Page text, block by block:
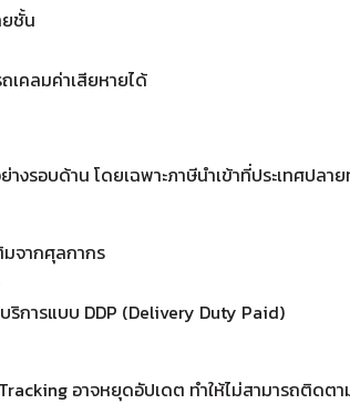
ชั้น
เคลมค่าเสียหายได้
อบด้าน โดยเฉพาะภาษีนำเข้าที่ประเทศปลา
มจากศุลกากร
ริการแบบ DDP (Delivery Duty Paid)
อาจหยุดอัปเดต ทำให้ไม่สามารถติดต